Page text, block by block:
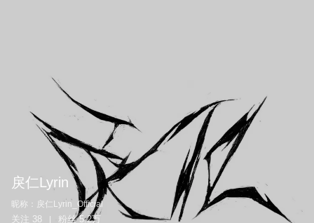
戾仁Lyrin
昵称： 戾仁Lyrin_Official
关注 38 粉丝 5.2万